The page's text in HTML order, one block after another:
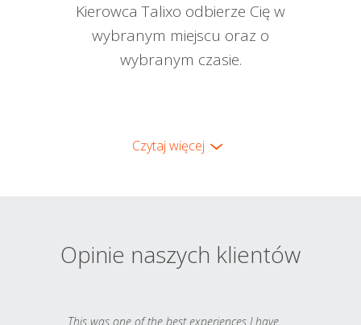
Kierowca Talixo odbierze Cię w
wybranym miejscu oraz o
wybranym czasie.
Czytaj więcej
Opinie naszych klientów
This was one of the best experiences I have